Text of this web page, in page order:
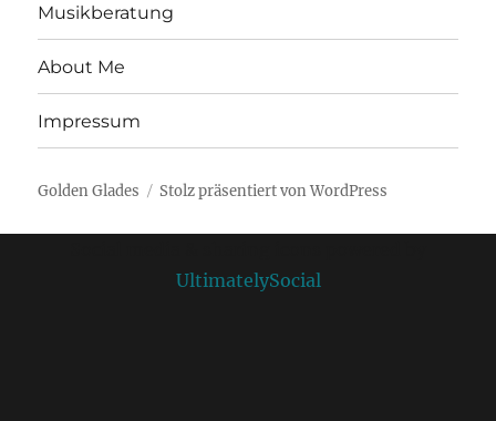
Musikberatung
About Me
Impressum
Golden Glades Stolz präsentiert von WordPress
UltimatelySocial